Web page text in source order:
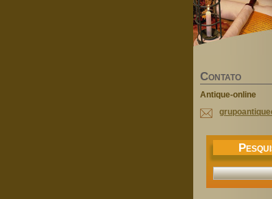
CONTATO
Antique-online
grupoant
P